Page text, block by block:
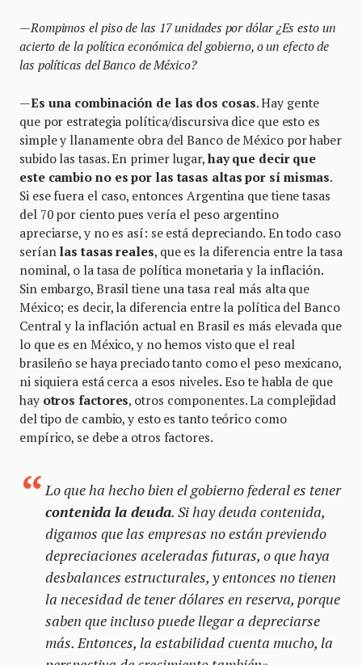
—Rompimos el piso de las 17 unidades por dólar ¿Es esto un
acierto de la política económica del gobierno, o un efecto de
las políticas del Banco de México?
—Es una combinación de las dos cosas. Hay gente
que por estrategia política/discursiva dice que esto es
simple y llanamente obra del Banco de México por haber
subido las tasas. En primer lugar, hay que decir que
este cambio no es por las tasas altas por sí mismas.
Si ese fuera el caso, entonces Argentina que tiene tasas
del 70 por ciento pues vería el peso argentino
apreciarse, y no es así: se está depreciando. En todo caso
serían las tasas reales, que es la diferencia entre la tasa
nominal, o la tasa de política monetaria y la inflación.
Sin embargo, Brasil tiene una tasa real más alta que
México; es decir, la diferencia entre la política del Banco
Central y la inflación actual en Brasil es más elevada que
lo que es en México, y no hemos visto que el real
brasileño se haya preciado tanto como el peso mexicano,
ni siquiera está cerca a esos niveles.Eso te habla de que
hay otros factores, otros componentes. La complejidad
del tipo de cambio, y esto es tanto teórico como
empírico, se debe a otros factores.
Lo que ha hecho bien el gobierno federal es tener
contenida la deuda. Si hay deuda contenida,
digamos que las empresas no están previendo
depreciaciones aceleradas futuras, o que haya
desbalances estructurales, y entonces no tienen
la necesidad de tener dólares en reserva, porque
saben que incluso puede llegar a depreciarse
más. Entonces, la estabilidad cuenta mucho, la